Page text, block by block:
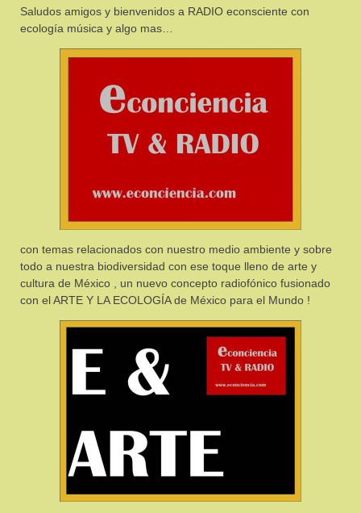
Saludos amigos y bienvenidos a RADIO econsciente con
ecología música y algo mas…
con temas relacionados con nuestro medio ambiente y sobre
todo a nuestra biodiversidad con ese toque lleno de arte y
cultura de México , un nuevo concepto radiofónico fusionado
con el ARTE Y LA ECOLOGÍA de México para el Mundo !